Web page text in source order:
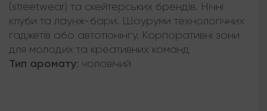
(streetwear) та скейтерських брендів. Нічні
клуби та лаунж-бари. Шоуруми технологічних
гаджетів або автотюнінгу. Корпоративні зони
для молодих та креативних команд
Тип аромату: чоловічий